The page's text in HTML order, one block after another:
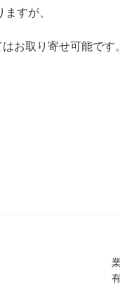
すが、
お取り寄せ可能です。